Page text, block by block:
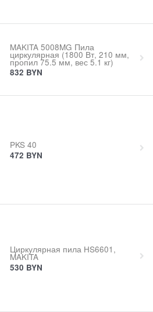
MAKITA 5008MG Пила
циркулярная (1800 Вт, 210 мм,
пропил 75.5 мм, вес 5.1 кг)
832 BYN
PKS 40
472 BYN
Циркулярная пила HS6601,
MAKITA
530 BYN